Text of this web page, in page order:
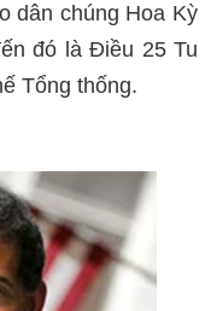
dân chúng Hoa Kỳ
đó là Điều 25 Tu
Tổng thống.